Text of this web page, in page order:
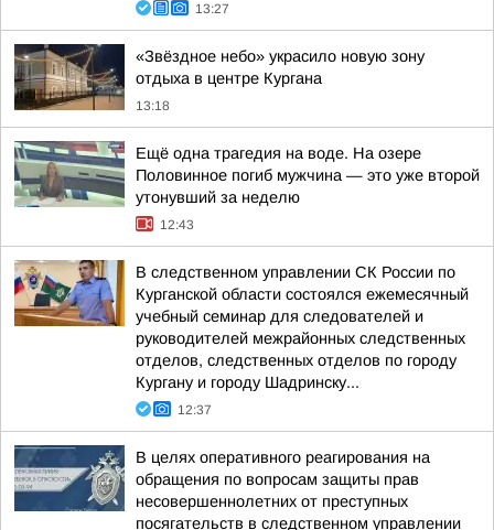
13:27
«Звёздное небо» украсило новую зону
отдыха в центре Кургана
13:18
Ещё одна трагедия на воде. На озере
Половинное погиб мужчина — это уже второй
утонувший за неделю
12:43
В следственном управлении СК России по
Курганской области состоялся ежемесячный
учебный семинар для следователей и
руководителей межрайонных следственных
отделов, следственных отделов по городу
Кургану и городу Шадринску...
12:37
В целях оперативного реагирования на
обращения по вопросам защиты прав
несовершеннолетних от преступных
посягательств в следственном управлении